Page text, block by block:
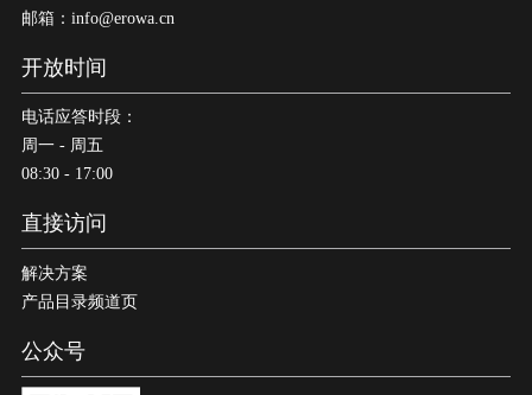
邮箱：info@erowa.cn
开放时间
电话应答时段：
周一 - 周五
08:30 - 17:00
直接访问
解决方案
产品目录频道页
公众号